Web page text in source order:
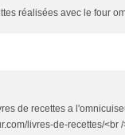
réalisées avec le four
de recettes a
livres-de-recettes/<br